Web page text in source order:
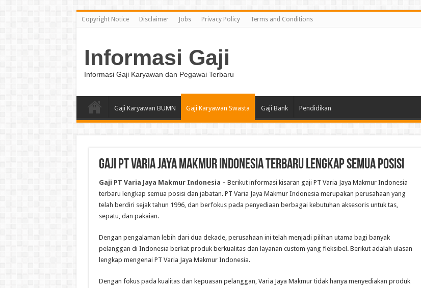
Copyright Notice Disclaimer Jobs Privacy Policy Terms and Conditions
Informasi Gaji
Informasi Gaji Karyawan dan Pegawai Terbaru
Gaji Karyawan BUMN Gaji Karyawan Swasta Gaji Bank Pendidikan
Gaji PT Varia Jaya Makmur Indonesia Terbaru Lengkap Semua Posisi
Gaji PT Varia Jaya Makmur Indonesia – Berikut informasi kisaran gaji PT Varia Jaya Makmur Indonesia
terbaru lengkap semua posisi dan jabatan. PT Varia Jaya Makmur Indonesia merupakan perusahaan yang
telah berdiri sejak tahun 1996, dan berfokus pada penyediaan berbagai kebutuhan aksesoris untuk tas,
sepatu, dan pakaian.
Dengan pengalaman lebih dari dua dekade, perusahaan ini telah menjadi pilihan utama bagi banyak
pelanggan di Indonesia berkat produk berkualitas dan layanan custom yang fleksibel. Berikut adalah ulasan
lengkap mengenai PT Varia Jaya Makmur Indonesia.
Dengan fokus pada kualitas dan kepuasan pelanggan, Varia Jaya Makmur tidak hanya menyediakan produk